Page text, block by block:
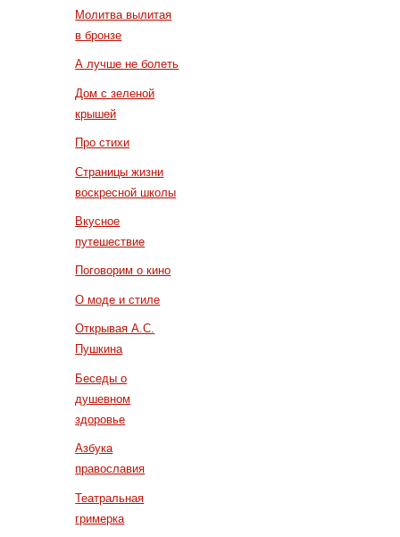
Молитва вылитая
в бронзе
А лучше не болеть
Дом с зеленой
крышей
Про стихи
Страницы жизни
воскресной школы
Вкусное
путешествие
Поговорим о кино
О моде и стиле
Открывая А.С.
Пушкина
Беседы о
душевном
здоровье
Азбука
православия
Театральная
гримерка